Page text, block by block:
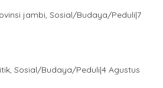
jambi, Sosial/Budaya/Peduli|7
Sosial/Budaya/Peduli|4 Agustus